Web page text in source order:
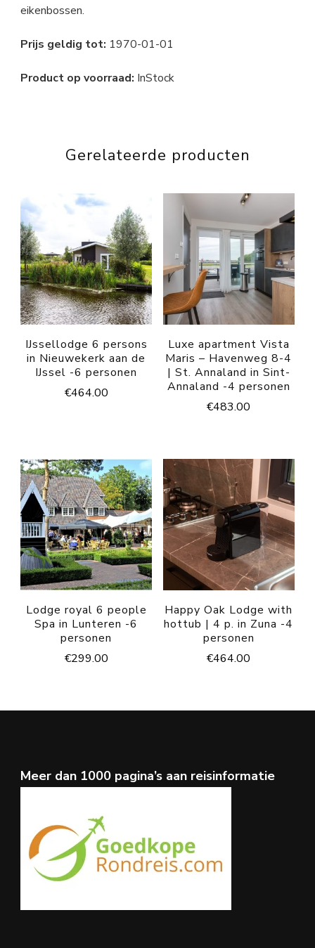
eikenbossen.
Prijs geldig tot: 1970-01-01
Product op voorraad: InStock
Gerelateerde producten
IJssellodge 6 persons
in Nieuwekerk aan de
IJssel -6 personen
€464.00
Luxe apartment Vista
Maris – Havenweg 8-4
| St. Annaland in Sint-
Annaland -4 personen
€483.00
Lodge royal 6 people
Spa in Lunteren -6
personen
€299.00
Happy Oak Lodge with
hottub | 4 p. in Zuna -4
personen
€464.00
Meer dan 1000 pagina’s aan reisinformatie